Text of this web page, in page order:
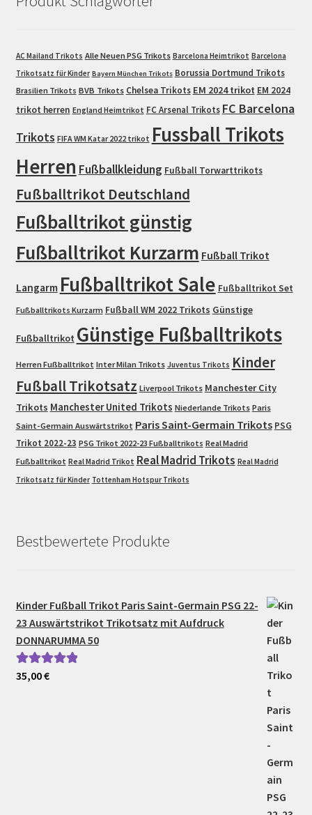
AC Mailand Trikots Alle Neuen PSG Trikots Barcelona Heimtrikot Barcelona
Trikotsatz für Kinder Bayern München Trikots Borussia Dortmund Trikots
Brasilien Trikots BVB Trikots Chelsea Trikots EM 2024 trikot EM 2024
trikot herren England Heimtrikot FC Arsenal Trikots FC Barcelona
Trikots FIFA WM Katar 2022 trikot Fussball Trikots
Herren Fußballkleidung Fußball Torwarttrikots
Fußballtrikot Deutschland
Fußballtrikot günstig
Fußballtrikot Kurzarm Fußball Trikot
Langarm Fußballtrikot Sale Fußballtrikot Set
Fußballtrikots Kurzarm Fußball WM 2022 Trikots Günstige
Fußballtrikot Günstige Fußballtrikots
Herren Fußballtrikot Inter Milan Trikots Juventus Trikots Kinder
Fußball Trikotsatz Liverpool Trikots Manchester City
Trikots Manchester United Trikots Niederlande Trikots Paris
Saint-Germain Auswärtstrikot Paris Saint-Germain Trikots PSG
Trikot 2022-23 PSG Trikot 2022-23 Fußballtrikots Real Madrid
Fußballtrikot Real Madrid Trikot Real Madrid Trikots Real Madrid
Trikotsatz für Kinder Tottenham Hotspur Trikots
Bestbewertete Produkte
Kinder Fußball Trikot Paris Saint-Germain PSG 22-
23 Auswärtstrikot Trikotsatz mit Aufdruck
DONNARUMMA 50
Bewertet mit
35,00€